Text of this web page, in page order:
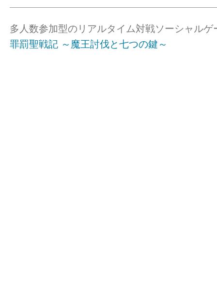
多人数参加型のリアルタイム対戦ソーシャルゲ
罪罰聖戦記 ～魔王討伐と七つの鍵～